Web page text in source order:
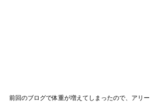
前回のブログで体重が増えてしまったので、アリー